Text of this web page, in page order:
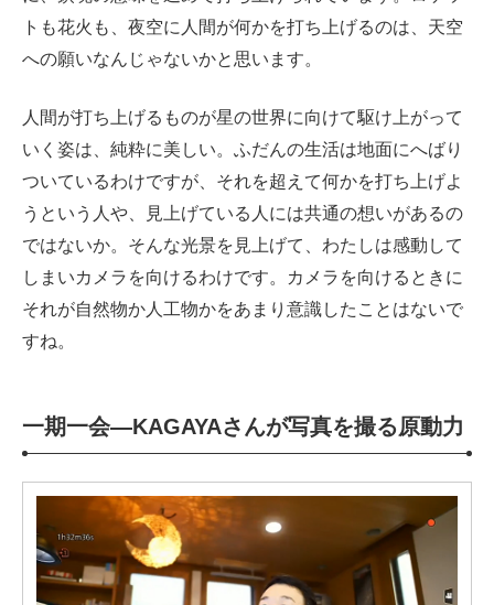
トも花火も、夜空に人間が何かを打ち上げるのは、天空
への願いなんじゃないかと思います。
人間が打ち上げるものが星の世界に向けて駆け上がって
いく姿は、純粋に美しい。ふだんの生活は地面にへばり
ついているわけですが、それを超えて何かを打ち上げよ
うという人や、見上げている人には共通の想いがあるの
ではないか。そんな光景を見上げて、わたしは感動して
しまいカメラを向けるわけです。カメラを向けるときに
それが自然物か人工物かをあまり意識したことはないで
すね。
一期一会—KAGAYAさんが写真を撮る原動力